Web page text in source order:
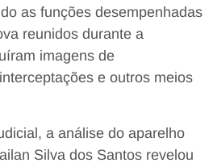
as funções desempenhadas
reunidos durante a
imagens de
e outros meios
a análise do aparelho
Silva dos Santos revelou